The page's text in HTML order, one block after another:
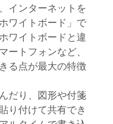
インターネットを
ワイトボード」で
ワイトボードと違
ートフォンなど、
る点が最大の特徴
だり、図形や付箋
り付けて共有でき